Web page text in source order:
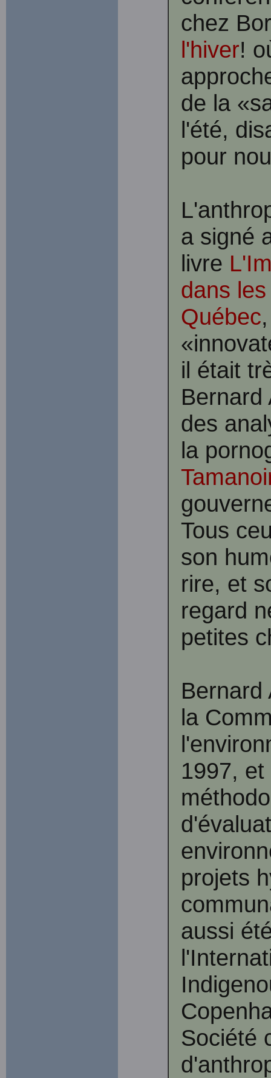
chez
l'hiver!
de la
l'été,
pour
a signé
livre
dans
Québec
il était
Bernard
des
la
Tous
son
rire, et
regard
petites
Bernard
la
1997,
projets
aussi
Société